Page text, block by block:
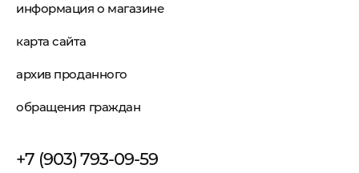
информация о магазине
карта сайта
архив проданного
обращения граждан
+7 (903) 793-09-59